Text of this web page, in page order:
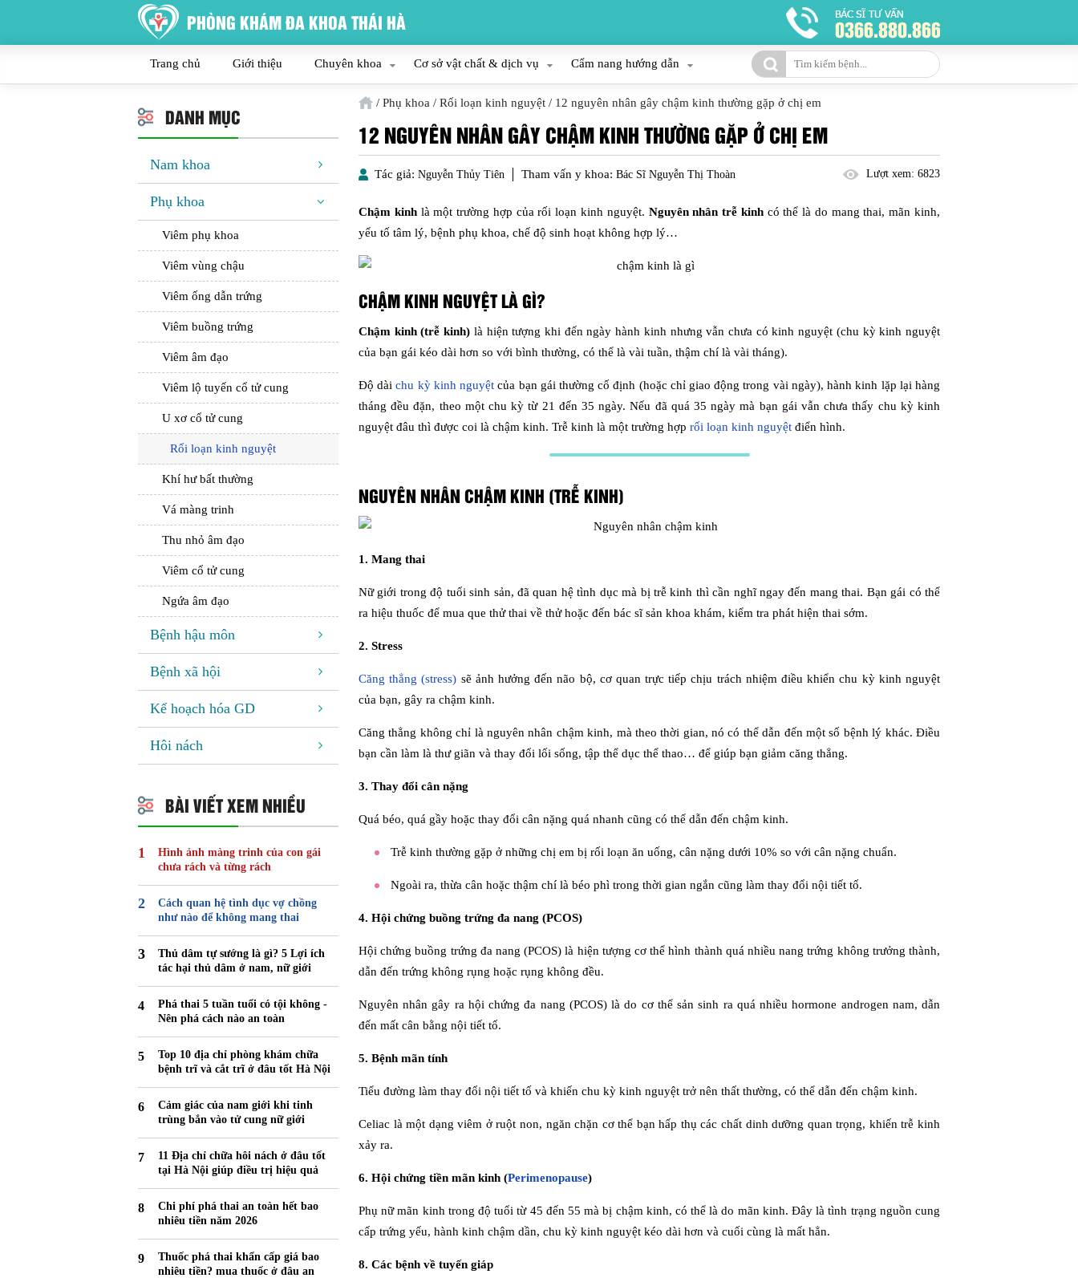
PHÒNG KHÁM ĐA KHOA THÁI HÀ
Trang chủ Giới thiệu Chuyên khoa Cơ sở vật chất & dịch vụ Cẩm nang hướng dẫn
/ Phụ khoa / Rối loạn kinh nguyệt / 12 nguyên nhân gây chậm kinh thường gặp ở chị em
12 NGUYÊN NHÂN GÂY CHẬM KINH THƯỜNG GẶP Ở CHỊ EM
Tác giả: Nguyễn Thủy Tiên Tham vấn y khoa: Bác Sĩ Nguyễn Thị Thoàn Lượt xem: 6823
Chậm kinhlà một trường hợp của rối loạn kinh nguyệt. Nguyên nhân trễ kinhcó thể là do mang thai, mãn kinh,
yếu tố tâm lý, bệnh phụ khoa, chế độ sinh hoạt không hợp lý…
CHẬM KINH NGUYỆT LÀ GÌ?
Chậm kinh (trễ kinh) là hiện tượng khi đến ngày hành kinh nhưng vẫn chưa có kinh nguyệt (chu kỳ kinh nguyệt
của bạn gái kéo dài hơn so với bình thường, có thể là vài tuần, thậm chí là vài tháng).
Độ dàichu kỳ kinh nguyệt của bạn gái thường cố định (hoặc chỉ giao động trong vài ngày), hành kinh lặp lại hàng
tháng đều đặn, theo một chu kỳ từ 21 đến 35 ngày. Nếu đã quá 35 ngày mà bạn gái vẫn chưa thấy chu kỳ kinh
nguyệt đâu thì được coi là chậm kinh. Trễ kinh là một trường hợp rối loạn kinh nguyệt điển hình.
NGUYÊN NHÂN CHẬM KINH (TRỄ KINH)
1. Mang thai
Nữ giới trong độ tuổi sinh sản, đã quan hệ tình dục mà bị trễ kinh thì cần nghĩ ngay đến mang thai. Bạn gái có thể
ra hiệu thuốc để mua que thử thai về thử hoặc đến bác sĩ sản khoa khám, kiểm tra phát hiện thai sớm.
2. Stress
Căng thẳng (stress) sẽ ảnh hưởng đến não bộ, cơ quan trực tiếp chịu trách nhiệm điều khiển chu kỳ kinh nguyệt
của bạn, gây ra chậm kinh.
Căng thẳng không chỉ là nguyên nhân chậm kinh, mà theo thời gian, nó có thể dẫn đến một số bệnh lý khác. Điều
bạn cần làm là thư giãn và thay đổi lối sống, tập thể dục thể thao… để giúp bạn giảm căng thẳng.
3. Thay đổi cân nặng
Quá béo, quá gầy hoặc thay đổi cân nặng quá nhanh cũng có thể dẫn đến chậm kinh.
Trễ kinh thường gặp ở những chị em bị rối loạn ăn uống, cân nặng dưới 10% so với cân nặng chuẩn.
Ngoài ra, thừa cân hoặc thậm chí là béo phì trong thời gian ngắn cũng làm thay đổi nội tiết tố.
4. Hội chứng buồng trứng đa nang (PCOS)
Hội chứng buồng trứng đa nang (PCOS) là hiện tượng cơ thể hình thành quá nhiều nang trứng không trưởng thành,
dẫn đến trứng không rụng hoặc rụng không đều.
Nguyên nhân gây ra hội chứng đa nang (PCOS) là do cơ thể sản sinh ra quá nhiều hormone androgen nam, dẫn
đến mất cân bằng nội tiết tố.
5. Bệnh mãn tính
Tiểu đường làm thay đổi nội tiết tố và khiến chu kỳ kinh nguyệt trở nên thất thường, có thể dẫn đến chậm kinh.
Celiac là một dạng viêm ở ruột non, ngăn chặn cơ thể bạn hấp thụ các chất dinh dưỡng quan trọng, khiến trễ kinh
xảy ra.
6. Hội chứng tiền mãn kinh (Perimenopause)
Phụ nữ mãn kinh trong độ tuổi từ 45 đến 55 mà bị chậm kinh, có thể là do mãn kinh. Đây là tình trạng nguồn cung
cấp trứng yếu, hành kinh chậm dần, chu kỳ kinh nguyệt kéo dài hơn và cuối cùng là mất hẳn.
8. Các bệnh về tuyến giáp
DANH MỤC
Nam khoa
Phụ khoa
Viêm phụ khoa
Viêm vùng chậu
Viêm ống dẫn trứng
Viêm buồng trứng
Viêm âm đạo
Viêm lộ tuyến cổ tử cung
U xơ cổ tử cung
Rối loạn kinh nguyệt
Khí hư bất thường
Vá màng trinh
Thu nhỏ âm đạo
Viêm cổ tử cung
Ngứa âm đạo
Bệnh hậu môn
Bệnh xã hội
Kế hoạch hóa GD
Hôi nách
BÀI VIẾT XEM NHIỀU
Hình ảnh màng trinh của con gái
chưa rách và từng rách
Cách quan hệ tình dục vợ chồng
như nào để không mang thai
Thủ dâm tự sướng là gì? 5 Lợi ích
tác hại thủ dâm ở nam, nữ giới
Phá thai 5 tuần tuổi có tội không -
Nên phá cách nào an toàn
Top 10 địa chỉ phòng khám chữa
bệnh trĩ và cắt trĩ ở đâu tốt Hà Nội
Cảm giác của nam giới khi tinh
trùng bắn vào tử cung nữ giới
11 Địa chỉ chữa hôi nách ở đâu tốt
tại Hà Nội giúp điều trị hiệu quả
Chi phí phá thai an toàn hết bao
nhiêu tiền năm 2026
Thuốc phá thai khẩn cấp giá bao
nhiêu tiền? mua thuốc ở đâu an